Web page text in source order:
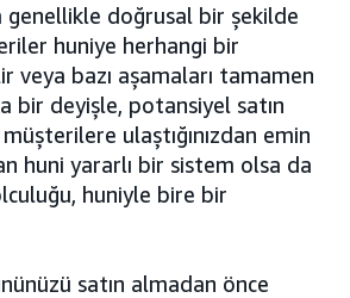
genellikle doğrusal bir şekilde
huniye herhangi bir
veya bazı aşamaları tamamen
bir deyişle, potansiyel satın
ulaştığınızdan emin
huni yararlı bir sistem olsa da
huniyle bire bir
satın almadan önce